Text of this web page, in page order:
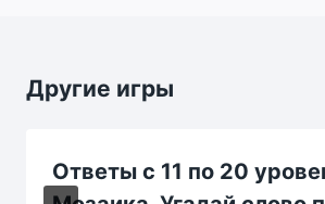
Другие игры
Ответы с 11 по 20